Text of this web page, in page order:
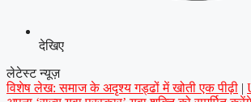
देखिए
लेटेस्ट न्यूज़
विशेष लेख: समाज के अदृश्य गड्ढों में खोती एक पीढ़ी |